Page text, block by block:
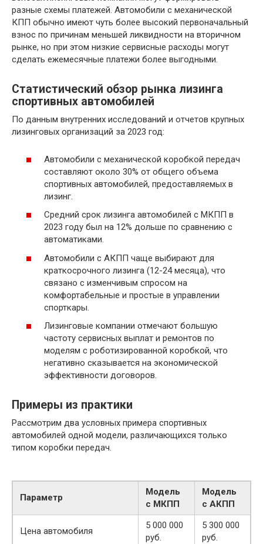
разные схемы платежей. Автомобили с механической
КПП обычно имеют чуть более высокий первоначальный
взнос по причинам меньшей ликвидности на вторичном
рынке, но при этом низкие сервисные расходы могут
сделать ежемесячные платежи более выгодными.
Статистический обзор рынка лизинга
спортивных автомобилей
По данным внутренних исследований и отчетов крупных
лизинговых организаций за 2023 год:
Автомобили с механической коробкой передач
составляют около 30% от общего объема
спортивных автомобилей, предоставляемых в
лизинг.
Средний срок лизинга автомобилей с МКПП в
2023 году был на 12% дольше по сравнению с
автоматиками.
Автомобили с АКПП чаще выбирают для
краткосрочного лизинга (12-24 месяца), что
связано с изменчивым спросом на
комфортабельные и простые в управлении
спорткары.
Лизинговые компании отмечают большую
частоту сервисных выплат и ремонтов по
моделям с роботизированной коробкой, что
негативно сказывается на экономической
эффективности договоров.
Примеры из практики
Рассмотрим два условных примера спортивных
автомобилей одной модели, различающихся только
типом коробки передач.
Параметр
Модель
с МКПП
Модель
с АКПП
Цена автомобиля
5 000 000
руб.
5 300 000
руб.